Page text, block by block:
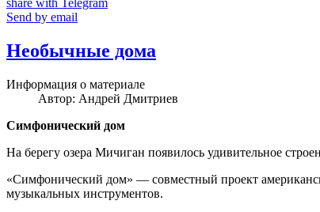
share with Telegram
Send by email
Необычные дома
Информация о материале
Автор: Андрей Дмитриев
Симфонический дом
На берегу озера Мичиган появилось удивительное
«Симфонический дом» — совместный проект
музыкальных инструментов.